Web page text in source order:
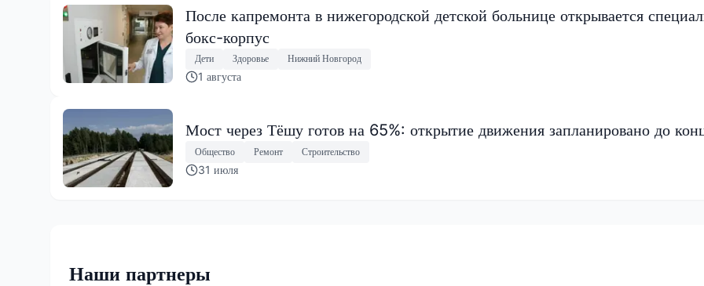
После капремонта в нижегородской детской больнице открывается
бокс-корпус
Дети Здоровье Нижний Новгород
1 августа
Мост через Тёшу готов на 65%: открытие движения запланировано до
Общество Ремонт Строительство
31 июля
Наши партнеры